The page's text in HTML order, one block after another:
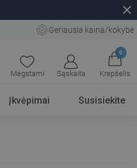
close
Geriausia kaina/kokybė
Mėgstami Sąskaita
0
Krepšelis
Įkvėpimai Susisiekite